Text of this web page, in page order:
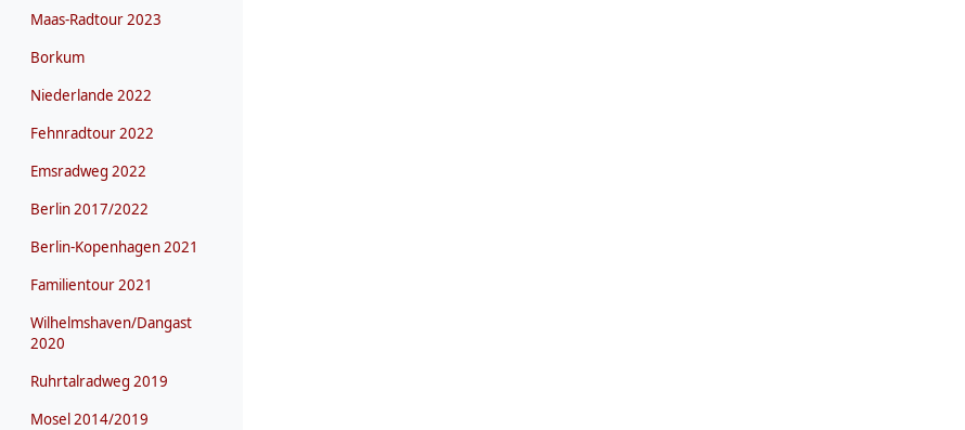
Maas-Radtour 2023
Borkum
Niederlande 2022
Fehnradtour 2022
Emsradweg 2022
Berlin 2017/2022
Berlin-Kopenhagen 2021
Familientour 2021
Wilhelmshaven/Dangast
2020
Ruhrtalradweg 2019
Mosel 2014/2019